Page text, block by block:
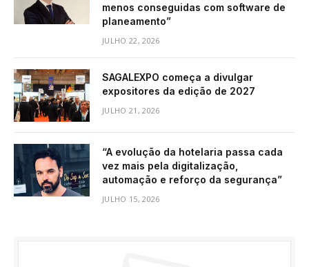
menos conseguidas com software de
planeamento”
JULHO 22, 2026
SAGALEXPO começa a divulgar
expositores da edição de 2027
JULHO 21, 2026
“A evolução da hotelaria passa cada
vez mais pela digitalização,
automação e reforço da segurança”
JULHO 15, 2026